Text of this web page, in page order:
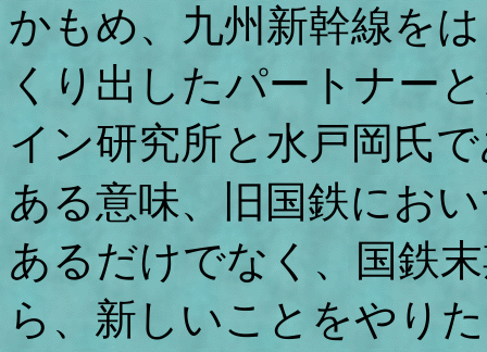
かもめ、九州新幹線を
くり出したパートナー
イン研究所と水戸岡氏
ある意味、旧国鉄にお
あるだけでなく、国鉄
ら、新しいことをやり